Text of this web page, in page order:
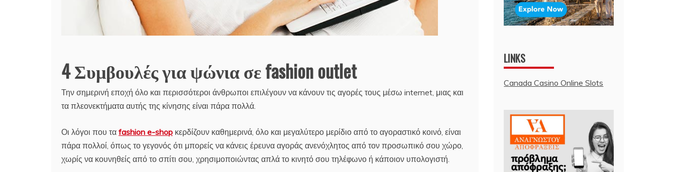
4 Συμβουλές για ψώνια σε fashion outlet
Την σημερινή εποχή όλο και περισσότεροι άνθρωποι επιλέγουν να κάνουν τις αγορές τους μέσω internet, μιας και
τα πλεονεκτήματα αυτής της κίνησης είναι πάρα πολλά.
Οι λόγοι που τα fashion e-shop κερδίζουν καθημερινά, όλο και μεγαλύτερο μερίδιο από το αγοραστικό κοινό, είναι
πάρα πολλοί, όπως το γεγονός ότι μπορείς να κάνεις έρευνα αγοράς ανενόχλητος από τον προσωπικό σου χώρο,
χωρίς να κουνηθείς από το σπίτι σου, χρησιμοποιώντας απλά το κινητό σου τηλέφωνο ή κάποιον υπολογιστή.
LINKS
Canada Casino Online Slots